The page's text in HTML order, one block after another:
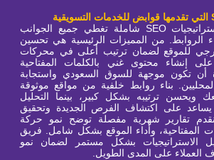
نقدم استراتيجيات SEO شاملة تغطي جميع الجوانب
الروابط. من المميزات الرئيسية هي تحسين
للموقع لضمان ترتيب أعلى في محركات
إنشاء محتوى غني بالكلمات المفتاحية
أن تكون موجهة للسوق السعودي واستجابة
بناء روابط خلفية من مواقع موثوقة
ويحسن ترتيبه بشكل كبير، بينما التحليل
يساعد على اكتشاف الفرص الجديدة وتحقيق
نقدم تقارير شهرية مفصلة توضح نمو حركة
المفتاحية، وأداء الموقع بشكل شامل. فريق
الاستراتيجيات بشكل مستمر لضمان نمو
العملاء على المدى الطويل.